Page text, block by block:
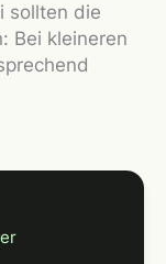
sollten die
Bei kleineren